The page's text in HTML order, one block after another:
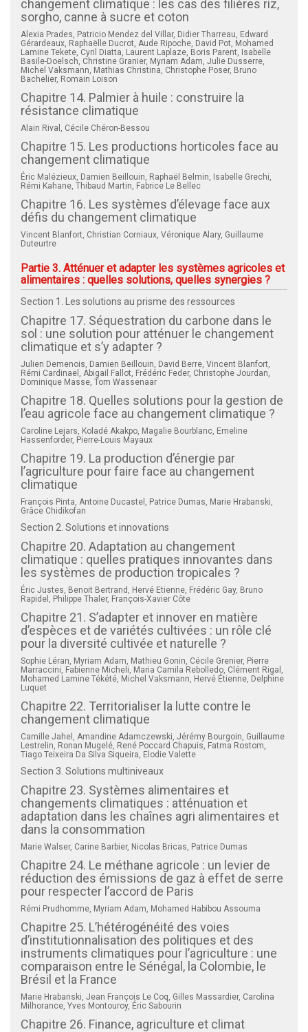
changement climatique : les cas des filières riz,
sorgho, canne à sucre et coton
Alexia Prades, Patricio Mendez del Villar, Didier Tharreau, Edward
Gérardeaux, Raphaëlle Ducrot, Aude Ripoche, David Pot, Mohamed
Lamine Tekete, Cyril Diatta, Laurent Laplaze, Boris Parent, Isabelle
Basile-Doelsch, Christine Granier, Myriam Adam, Julie Dusserre,
Michel Vaksmann, Mathias Christina, Christophe Poser, Bruno
Bachelier, Romain Loison
Chapitre 14. Palmier à huile : construire la
résistance climatique
Alain Rival, Cécile Chéron-Bessou
Chapitre 15. Les productions horticoles face au
changement climatique
Éric Malézieux, Damien Beillouin, Raphaël Belmin, Isabelle Grechi,
Rémi Kahane, Thibaud Martin, Fabrice Le Bellec
Chapitre 16. Les systèmes d’élevage face aux
défis du changement climatique
Vincent Blanfort, Christian Corniaux, Véronique Alary, Guillaume
Duteurtre
Partie 3. Atténuer et adapter les systèmes agricoles et
alimentaires : quelles solutions, quelles synergies ?
Section 1. Les solutions au prisme des ressources
Chapitre 17. Séquestration du carbone dans le
sol : une solution pour atténuer le changement
climatique et s’y adapter ?
Julien Demenois, Damien Beillouin, David Berre, Vincent Blanfort,
Rémi Cardinael, Abigail Fallot, Frédéric Feder, Christophe Jourdan,
Dominique Masse, Tom Wassenaar
Chapitre 18. Quelles solutions pour la gestion de
l’eau agricole face au changement climatique ?
Caroline Lejars, Koladé Akakpo, Magalie Bourblanc, Emeline
Hassenforder, Pierre-Louis Mayaux
Chapitre 19. La production d’énergie par
l’agriculture pour faire face au changement
climatique
François Pinta, Antoine Ducastel, Patrice Dumas, Marie Hrabanski,
Grâce Chidikofan
Section 2. Solutions et innovations
Chapitre 20. Adaptation au changement
climatique : quelles pratiques innovantes dans
les systèmes de production tropicales ?
Éric Justes, Benoit Bertrand, Hervé Etienne, Frédéric Gay, Bruno
Rapidel, Philippe Thaler, François-Xavier Côte
Chapitre 21. S’adapter et innover en matière
d’espèces et de variétés cultivées : un rôle clé
pour la diversité cultivée et naturelle ?
Sophie Léran, Myriam Adam, Mathieu Gonin, Cécile Grenier, Pierre
Marraccini, Fabienne Micheli, Maria Camila Rebolledo, Clément Rigal,
Mohamed Lamine Tékété, Michel Vaksmann, Hervé Étienne, Delphine
Luquet
Chapitre 22. Territorialiser la lutte contre le
changement climatique
Camille Jahel, Amandine Adamczewski, Jérémy Bourgoin, Guillaume
Lestrelin, Ronan Mugelé, René Poccard Chapuis, Fatma Rostom,
Tiago Teixeira Da Silva Siqueira, Elodie Valette
Section 3. Solutions multiniveaux
Chapitre 23. Systèmes alimentaires et
changements climatiques : atténuation et
adaptation dans les chaînes agri alimentaires et
dans la consommation
Marie Walser, Carine Barbier, Nicolas Bricas, Patrice Dumas
Chapitre 24. Le méthane agricole : un levier de
réduction des émissions de gaz à effet de serre
pour respecter l’accord de Paris
Rémi Prudhomme, Myriam Adam, Mohamed Habibou Assouma
Chapitre 25. L’hétérogénéité des voies
d’institutionnalisation des politiques et des
instruments climatiques pour l’agriculture : une
comparaison entre le Sénégal, la Colombie, le
Brésil et la France
Marie Hrabanski, Jean François Le Coq, Gilles Massardier, Carolina
Milhorance, Yves Montouroy, Éric Sabourin
Chapitre 26. Finance, agriculture et climat